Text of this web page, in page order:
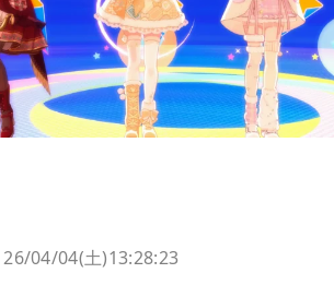
26/04/04(土)13:28:23